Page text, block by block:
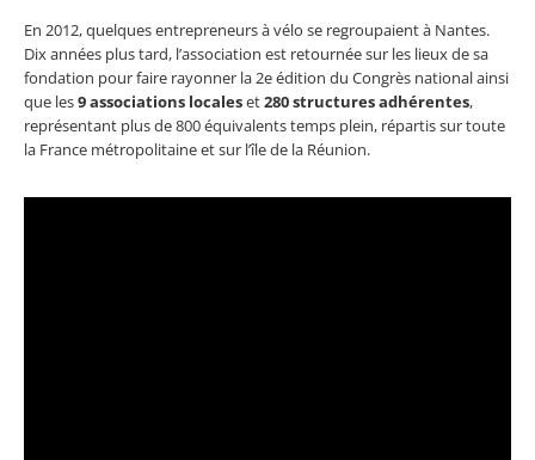
En 2012, quelques entrepreneurs à vélo se regroupaient à Nantes.
Dix années plus tard, l’association est retournée sur les lieux de sa
fondation pour faire rayonner la 2e édition du Congrès national ainsi
que les9 associations localeset280 structures adhérentes,
représentant plus de 800 équivalents temps plein, répartis sur toute
la France métropolitaine et sur l’île de la Réunion.